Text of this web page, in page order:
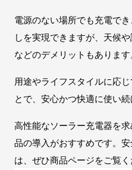
電源のない場所でも充電で
しを実現できますが、天候
などのデメリットもあります
用途やライフスタイルに応
とで、安心かつ快適に使い続
高性能なソーラー充電器を
品の導入がおすすめです。
は、ぜひ商品ページをご覧く